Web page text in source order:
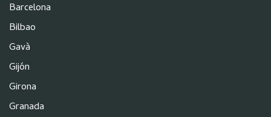
Barcelona
Bilbao
Gavà
Gijón
Girona
Granada